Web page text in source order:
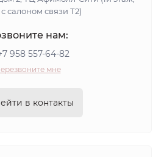
салоном связи Т2)
нам:
958 557-64-82
мне
в контакты